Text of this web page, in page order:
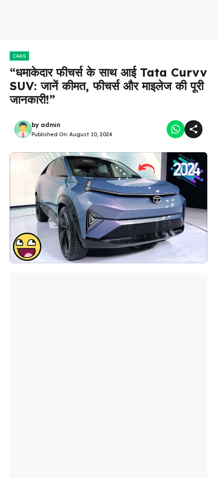
CARS
“धमाकेदार फीचर्स के साथ आई Tata Curvv
SUV: जानें कीमत, फीचर्स और माइलेज की पूरी
जानकारी!”
by admin
Published On: August 10, 2024